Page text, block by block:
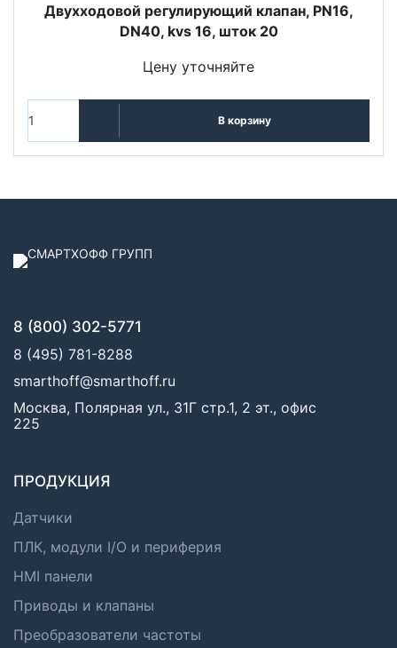
Двухходовой регулирующий клапан, PN16,
DN40, kvs 16, шток 20
Цену уточняйте
В корзину
8 (800) 302-5771
8 (495) 781-8288
smarthoff@smarthoff.ru
Москва, Полярная ул., 31Г стр.1, 2 эт., офис
225
ПРОДУКЦИЯ
Датчики
ПЛК, модули I/O и периферия
HMI панели
Приводы и клапаны
Преобразователи частоты